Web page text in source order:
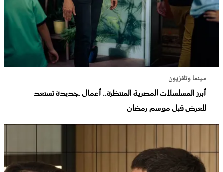
سينما وتلفزيون
أبرز المسلسلات المصرية المنتظرة.. أعمال جديدة تستعد
للعرض قبل موسم رمضان